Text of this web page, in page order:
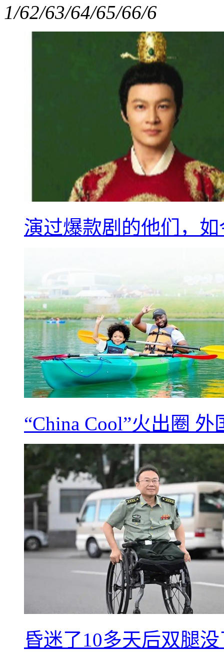
1/62/63/64/65/66/6
演过爆款剧的他们，
“China Cool”火出圈
昏迷了10多天后双腿